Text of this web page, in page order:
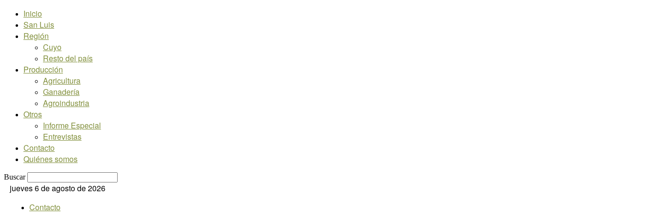
Inicio
San Luis
Región
Cuyo
Resto del país
Producción
Agricultura
Ganadería
Agroindustria
Otros
Informe Especial
Entrevistas
Contacto
Quiénes somos
Buscar
jueves 6 de agosto de 2026
Contacto